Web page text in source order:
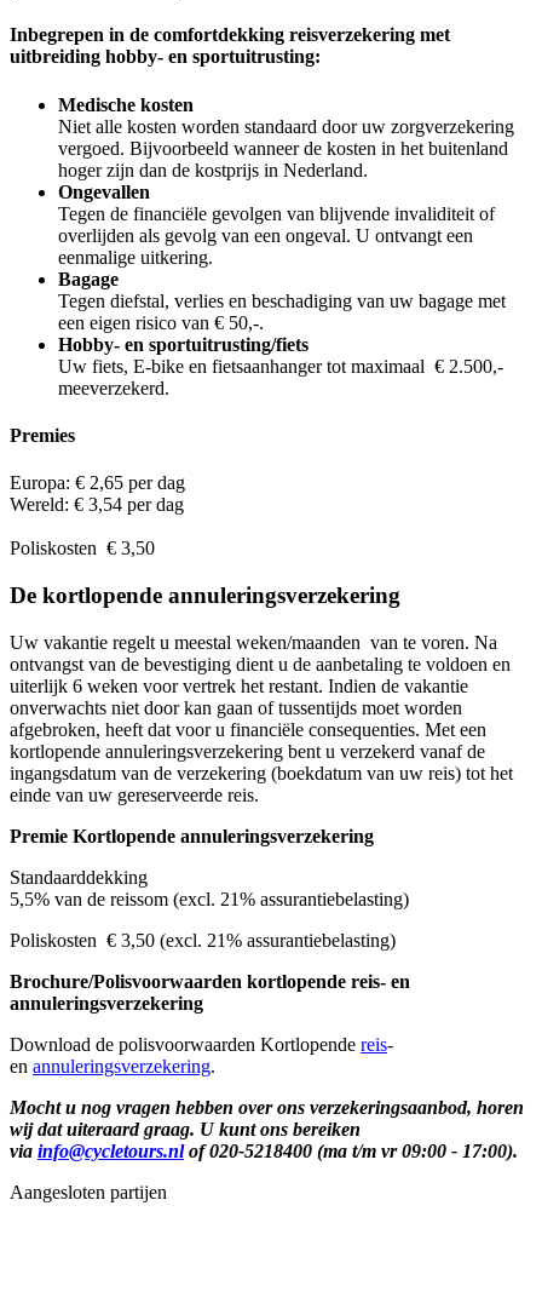
Inbegrepen in de comfortdekking reisverzekering met
uitbreiding hobby- en sportuitrusting:
Medische kosten
Niet alle kosten worden standaard door uw zorgverzekering
vergoed. Bijvoorbeeld wanneer de kosten in het buitenland
hoger zijn dan de kostprijs in Nederland.
Ongevallen
Tegen de financiële gevolgen van blijvende invaliditeit of
overlijden als gevolg van een ongeval. U ontvangt een
eenmalige uitkering.
Bagage
Tegen diefstal, verlies en beschadiging van uw bagage met
een eigen risico van € 50,-.
Hobby- en sportuitrusting/fiets
Uw fiets, E-bike en fietsaanhanger tot maximaal € 2.500,-
meeverzekerd.
Premies
Europa: € 2,65 per dag
Wereld: € 3,54 per dag
Poliskosten € 3,50
De kortlopende annuleringsverzekering
Uw vakantie regelt u meestal weken/maanden van te voren. Na
ontvangst van de bevestiging dient u de aanbetaling te voldoen en
uiterlijk 6 weken voor vertrek het restant. Indien de vakantie
onverwachts niet door kan gaan of tussentijds moet worden
afgebroken, heeft dat voor u financiële consequenties. Met een
kortlopende annuleringsverzekering bent u verzekerd vanaf de
ingangsdatum van de verzekering (boekdatum van uw reis) tot het
einde van uw gereserveerde reis.
Premie Kortlopende annuleringsverzekering
Standaarddekking
5,5% van de reissom (excl. 21% assurantiebelasting)
Poliskosten € 3,50 (excl. 21% assurantiebelasting)
Brochure/Polisvoorwaarden kortlopende reis- en
annuleringsverzekering
Download de polisvoorwaarden Kortlopende reis-
en annuleringsverzekering.
Mocht u nog vragen hebben over ons verzekeringsaanbod, horen
wij dat uiteraard graag. U kunt ons bereiken
via info@cycletours.nlof 020-5218400 (ma t/m vr 09:00 - 17:00).
Aangesloten partijen